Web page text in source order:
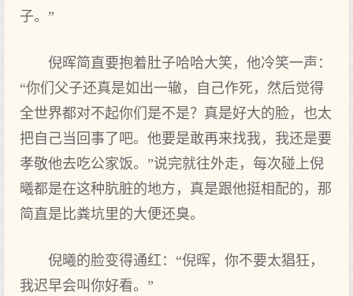
子。”
倪晖简直要抱着肚子哈哈大笑，他冷笑一声：
“你们父子还真是如出一辙，自己作死，然后觉得
全世界都对不起你们是不是？真是好大的脸，也太
把自己当回事了吧。他要是敢再来找我，我还是要
孝敬他去吃公家饭。”说完就往外走，每次碰上倪
曦都是在这种肮脏的地方，真是跟他挺相配的，那
简直是比粪坑里的大便还臭。
倪曦的脸变得通红：“倪晖，你不要太猖狂，
我迟早会叫你好看。”